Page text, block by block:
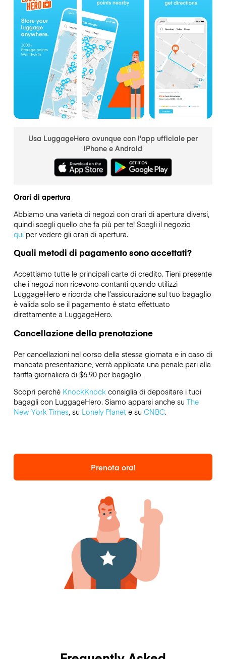
Usa LuggageHero ovunque con l'app ufficiale per
iPhone e Android
Orari di apertura
Abbiamo una varietà di negozi con orari di apertura diversi,
quindi scegli quello che fa più per te! Scegli il negozio
quiper vedere gli orari di apertura.
Quali metodi di pagamento sono accettati?
Accettiamo tutte le principali carte di credito. Tieni presente
che i negozi non ricevono contanti quando utilizzi
LuggageHero e ricorda che l’assicurazione sul tuo bagaglio
è valida solo se il pagamento è stato effettuato
direttamente a LuggageHero.
Cancellazione della prenotazione
Per cancellazioni nel corso della stessa giornata e in caso di
mancata presentazione, verrà applicata una penale pari alla
tariffa giornaliera di $6.90 per bagaglio.
Scopri perché KnockKnockconsiglia di depositare i tuoi
bagagli con LuggageHero. Siamo apparsi anche su The
New York Times, su Lonely Planete su CNBC.
Prenota ora!